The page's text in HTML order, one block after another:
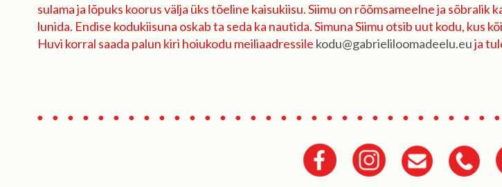
sulama ja lõpuks koorus välja üks tõeline kaisukiisu. Siimu on rõõmsameelne ja sõbralik
lunida. Endise kodukiisuna oskab ta seda ka nautida. Simuna Siimu otsib uut kodu, kus
Huvi korral saada palun kiri hoiukodu meiliaadressile kodu@gabrieliloomadeelu.euja